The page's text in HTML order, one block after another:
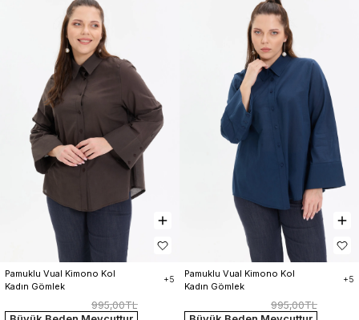
Pamuklu Vual Kimono Kol
Kadın Gömlek
+5
995,00TL
Pamuklu Vual Kimono Kol
Kadın Gömlek
+5
995,00TL